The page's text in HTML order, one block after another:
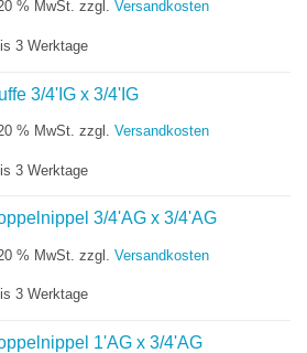
% MwSt. zzgl. Versandkosten
3 Werktage
3/4'IG x 3/4'IG
% MwSt. zzgl. Versandkosten
3 Werktage
3/4'AG x 3/4'AG
% MwSt. zzgl. Versandkosten
3 Werktage
1'AG x 3/4'AG